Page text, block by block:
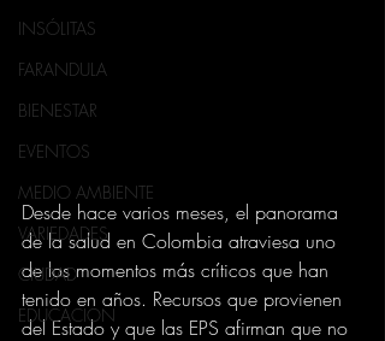
INSÓLITAS
FARANDULA
BIENESTAR
EVENTOS
MEDIO AMBIENTE
VARIEDADES
CIUDAD
EDUCACION
Desde hace varios meses, el panorama
de la salud en Colombia atraviesa uno
de los momentos más críticos que han
tenido en años. Recursos que provienen
del Estado y que las EPS afirman que no